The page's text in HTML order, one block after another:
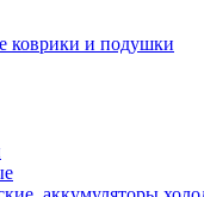
коврики и подушки